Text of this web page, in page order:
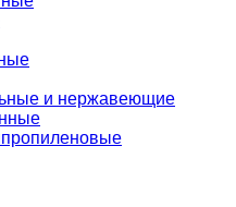
и нержавеющие